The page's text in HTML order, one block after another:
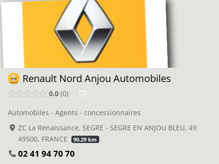
Renault Nord Anjou Automobiles
0.0 0
Automobiles - Agents - concessionnaires
ZC La Renaissance, SEGRE - SEGRE EN ANJOU BLEU, 49
49500, FRANCE
90.29 km
02 41 94 70 70